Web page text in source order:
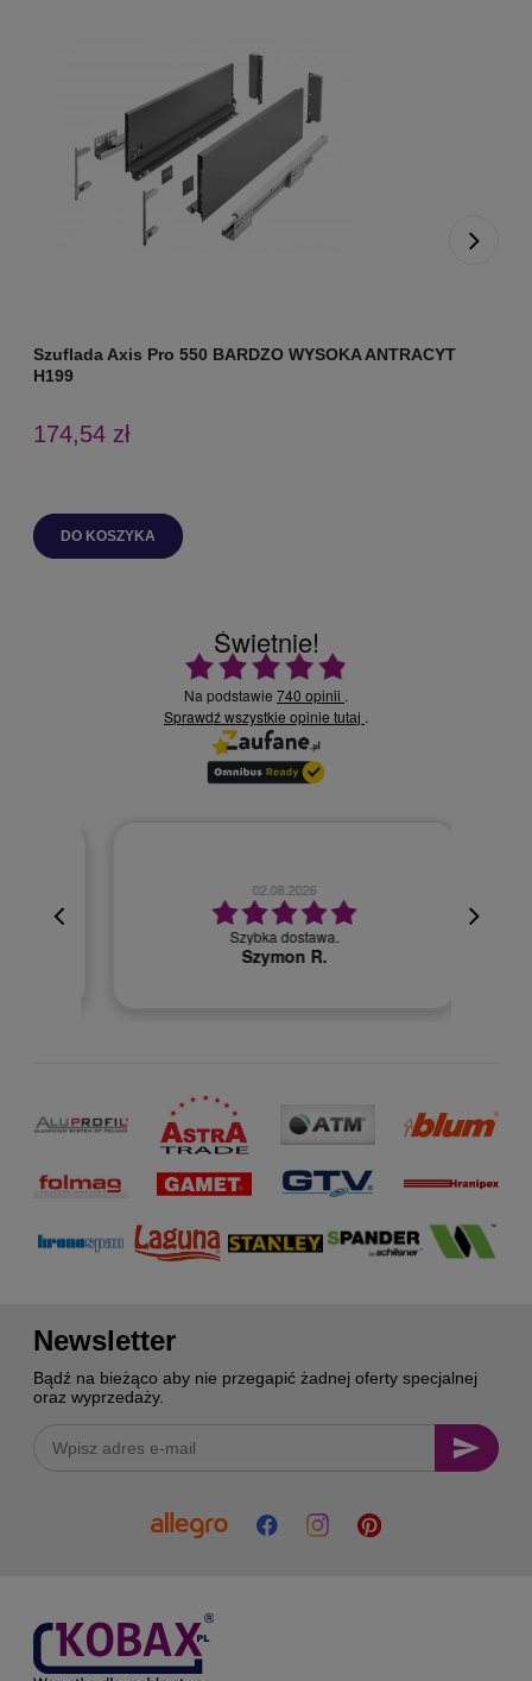
Szuflada Axis Pro 550 BARDZO WYSOKA ANTRACYT
H199
174,54 zł
DO KOSZYKA
Świetnie!
Ocena średnia 4.9 na 5
Na podstawie 740 opinii .
Sprawdź wszystkie opinie tutaj .
02.08.2026
Szybka dostawa.
Szymon R.
Newsletter
Bądź na bieżąco aby nie przegapić żadnej oferty specjalnej
oraz wyprzedaży.